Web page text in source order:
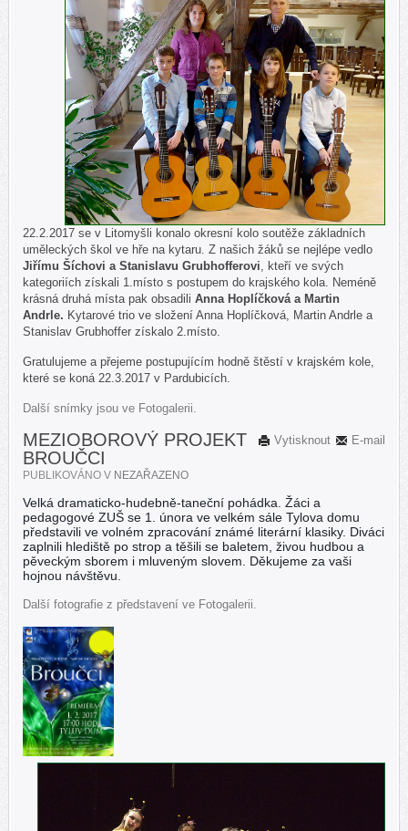
22.2.2017 se v Litomyšli konalo okresní kolo soutěže základních
uměleckých škol ve hře na kytaru. Z našich žáků se nejlépe vedlo
Jiřímu Šíchovi a Stanislavu Grubhofferovi, kteří ve svých
kategoriích získali 1.místo s postupem do krajského kola. Neméně
krásná druhá místa pak obsadili Anna Hoplíčková a Martin
Andrle. Kytarové trio ve složení Anna Hoplíčková, Martin Andrle a
Stanislav Grubhoffer získalo 2.místo.
Gratulujeme a přejeme postupujícím hodně štěstí v krajském kole,
které se koná 22.3.2017 v Pardubicích.
Další snímky jsou ve Fotogalerii.
E-mail
Vytisknout
MEZIOBOROVÝ PROJEKT
BROUČCI
PUBLIKOVÁNO V NEZAŘAZENO
Velká dramaticko-hudebně-taneční pohádka. Žáci a
pedagogové ZUŠ se 1. února ve velkém sále Tylova domu
představili ve volném zpracování známé literární klasiky. Diváci
zaplnili hlediště po strop a těšili se baletem, živou hudbou a
pěveckým sborem i mluveným slovem. Děkujeme za vaši
hojnou návštěvu.
Další fotografie z představení ve Fotogalerii.